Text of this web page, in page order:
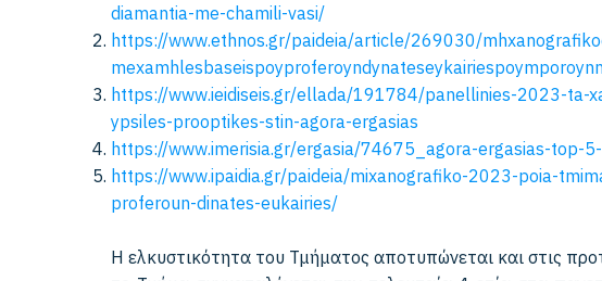
diamantia-me-chamili-vasi/
https://www.ethnos.gr/paideia/article/269030/
mexamhlesbaseispoyproferoyndyn
https://www.ieidiseis.gr/ellada/191784/panellinies-2023-ta-
ypsiles-prooptikes-stin-agora-ergasias
https://www.imerisia.gr/ergasia/74675_agora-ergasias-top-
https://www.ipaidia.gr/paideia/mixanografiko-2023-poia-
proferoun-dinates-eukairies/
Η ελκυστικότητα του Τμήματος αποτυπώνεται και στις